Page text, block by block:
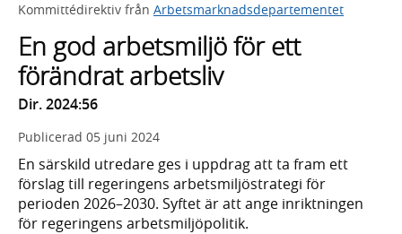
Kommittédirektiv från Arbetsmarknadsdepartementet
En god arbetsmiljö för ett
förändrat arbetsliv
Dir. 2024:56
Publicerad 05 juni 2024
En särskild utredare ges i uppdrag att ta fram ett
förslag till regeringens arbetsmiljöstrategi för
perioden 2026–2030. Syftet är att ange inriktningen
för regeringens arbetsmiljöpolitik.